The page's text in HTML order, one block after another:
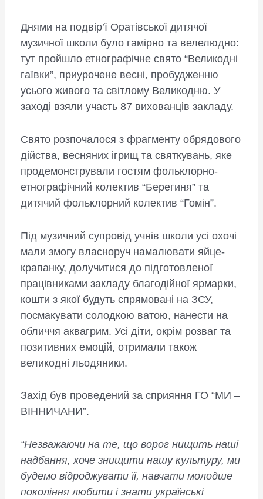
Днями на подвір’ї Оратівської дитячої
музичної школи було гамірно та велелюдно:
тут пройшло етнографічне свято “Великодні
гаївки”, приурочене весні, пробудженню
усього живого та світлому Великодню. У
заході взяли участь 87 вихованців закладу.
Свято розпочалося з фрагменту обрядового
дійства, весняних ігрищ та святкувань, яке
продемонстрували гостям фольклорно-
етнографічний колектив “Берегиня” та
дитячий фольклорний колектив “Гомін”.
Під музичний супровід учнів школи усі охочі
мали змогу власноруч намалювати яйце-
крапанку, долучитися до підготовленої
працівниками закладу благодійної ярмарки,
кошти з якої будуть спрямовані на ЗСУ,
посмакувати солодкою ватою, нанести на
обличчя аквагрим. Усі діти, окрім розваг та
позитивних емоцій, отримали також
великодні льодяники.
Захід був проведений за сприяння ГО “МИ –
ВІННИЧАНИ”.
“Незважаючи на те, що ворог нищить наші
надбання, хоче знищити нашу культуру, ми
будемо відроджувати її, навчати молодше
покоління любити і знати українські